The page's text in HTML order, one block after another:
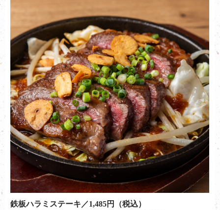
鉄板ハラミステーキ／1,485円（税込）